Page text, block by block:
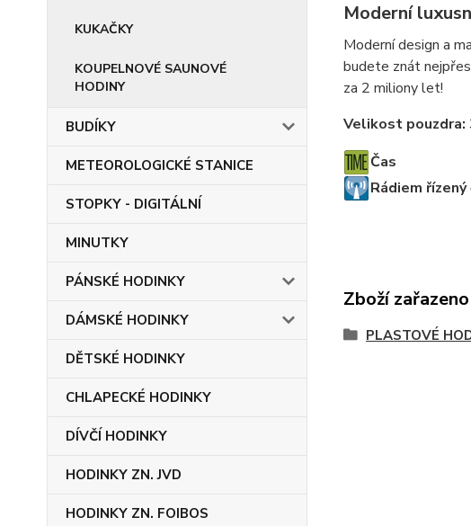
KUKAČKY
KOUPELNOVÉ SAUNOVÉ
HODINY
BUDÍKY
METEOROLOGICKÉ STANICE
STOPKY - DIGITÁLNÍ
MINUTKY
PÁNSKÉ HODINKY
DÁMSKÉ HODINKY
DĚTSKÉ HODINKY
CHLAPECKÉ HODINKY
DÍVČÍ HODINKY
HODINKY ZN. JVD
HODINKY ZN. FOIBOS
Moderní
Moderní design a
budete znát
za 2 miliony let!
Velikost pouzdra:
Čas
Rádiem řízený
Zboží
PLASTOVÉ